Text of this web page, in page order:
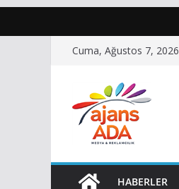
Cuma, Ağustos 7, 2026
HABERLER